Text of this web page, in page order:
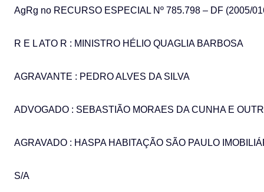
AgRg no RECURSO ESPECIAL Nº 785.798 – DF (2005/
R E L ATO R : MINISTRO HÉLIO QUAGLIA BARBOSA
AGRAVANTE : PEDRO ALVES DA SILVA
ADVOGADO : SEBASTIÃO MORAES DA CUNHA E
AGRAVADO : HASPA HABITAÇÃO SÃO PAULO
S/A